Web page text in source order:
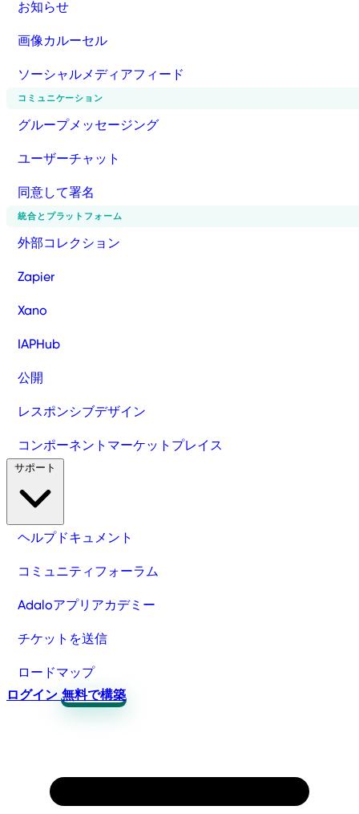
お知らせ
画像カルーセル
ソーシャルメディアフィード
コミュニケーション
グループメッセージング
ユーザーチャット
同意して署名
統合とプラットフォーム
外部コレクション
Zapier
Xano
IAPHub
公開
レスポンシブデザイン
コンポーネントマーケットプレイス
ヘルプドキュメント
コミュニティフォーラム
Adaloアプリアカデミー
チケットを送信
ロードマップ
ログイン 無料で構築